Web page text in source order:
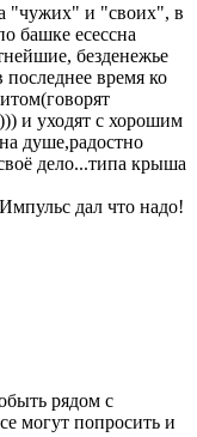
"чужих" и "своих", в
башке есессна
безденежье
время ко
и уходят с хорошим
душе,радостно
дело...типа крыша
дал что надо!
рядом с
могут попросить и